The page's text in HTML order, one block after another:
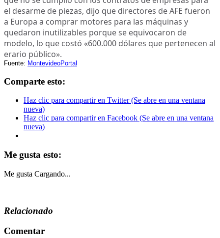
el desarme de piezas, dijo que directores de AFE fueron
a Europa a comprar motores para las máquinas y
quedaron inutilizables porque se equivocaron de
modelo, lo que costó «600.000 dólares que pertenecen al
erario público».
Fuente: MontevideoPortal
Comparte esto:
Haz clic para compartir en Twitter (Se abre en una ventana
nueva)
Haz clic para compartir en Facebook (Se abre en una ventana
nueva)
Me gusta esto:
Me gusta Cargando...
Relacionado
Comentar